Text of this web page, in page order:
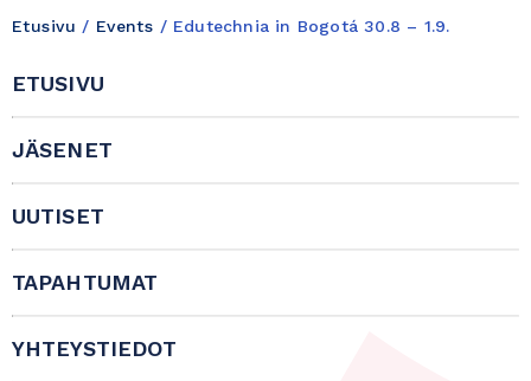
Etusivu / Events / Edutechnia in Bogotá 30.8 – 1.9.
ETUSIVU
JÄSENET
UUTISET
TAPAHTUMAT
YHTEYSTIEDOT